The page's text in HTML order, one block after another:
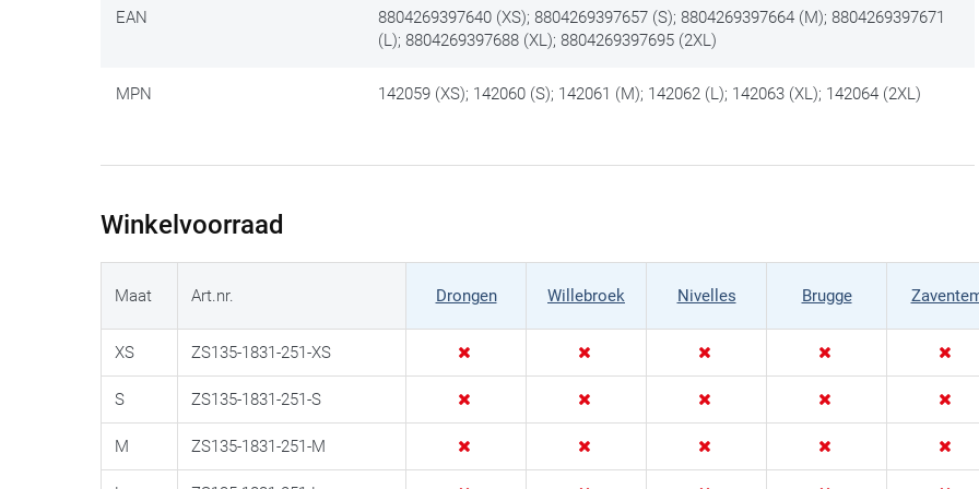
EAN
8804269397640 (XS); 8804269397657 (S); 8804269397664 (M); 8804269397671
(L); 8804269397688 (XL); 8804269397695 (2XL)
MPN 142059 (XS); 142060 (S); 142061 (M); 142062 (L); 142063 (XL); 142064 (2XL)
Winkelvoorraad
Maat Art.nr. Drongen Willebroek Nivelles Brugge
XS ZS135-1831-251-XS
S ZS135-1831-251-S
M ZS135-1831-251-M